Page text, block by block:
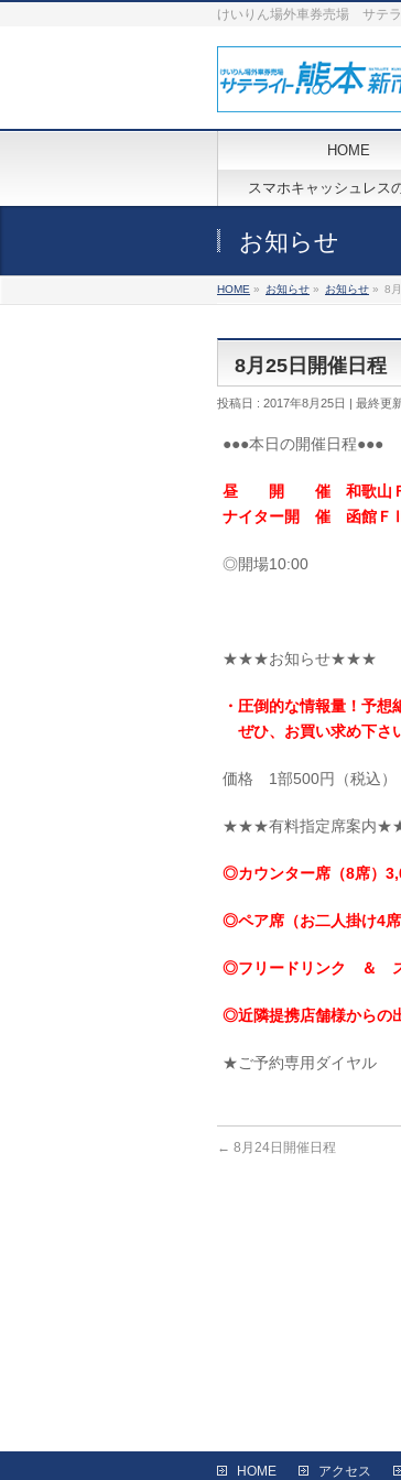
けいりん場外車券売場 サテ
HOME
スマホキャッシュレス
お知らせ
HOME » お知らせ » お知らせ » 8
8月25日開催日程
投稿日 : 2017年8月25日 最終更
●●●本日の開催日程●●●
昼 開 催 和歌山ＦⅠ
ナイター開 催 函館ＦⅡ
◎開場10:00
★★★お知らせ★★★
・圧倒的な情報量！予想
ぜひ、お買い求め下さ
価格 1部500円（税込）
★★★有料指定席案内
◎カウンター席（8席）
◎ペア席（お二人掛け4
◎フリードリンク ＆ ス
◎近隣提携店舗様からの
★ご予約専用ダイヤル
← 8月24日開催日程
HOME アクセス